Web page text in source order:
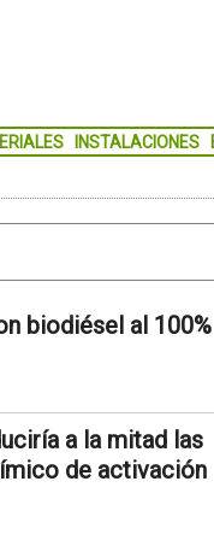
INSTALACIONES
biodiésel al 100%
a la mitad las
de activación